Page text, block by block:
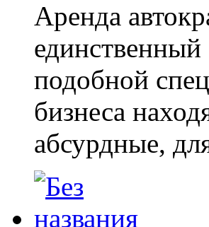
Аренда
единственный
подобной
бизнеса
абсурдные,